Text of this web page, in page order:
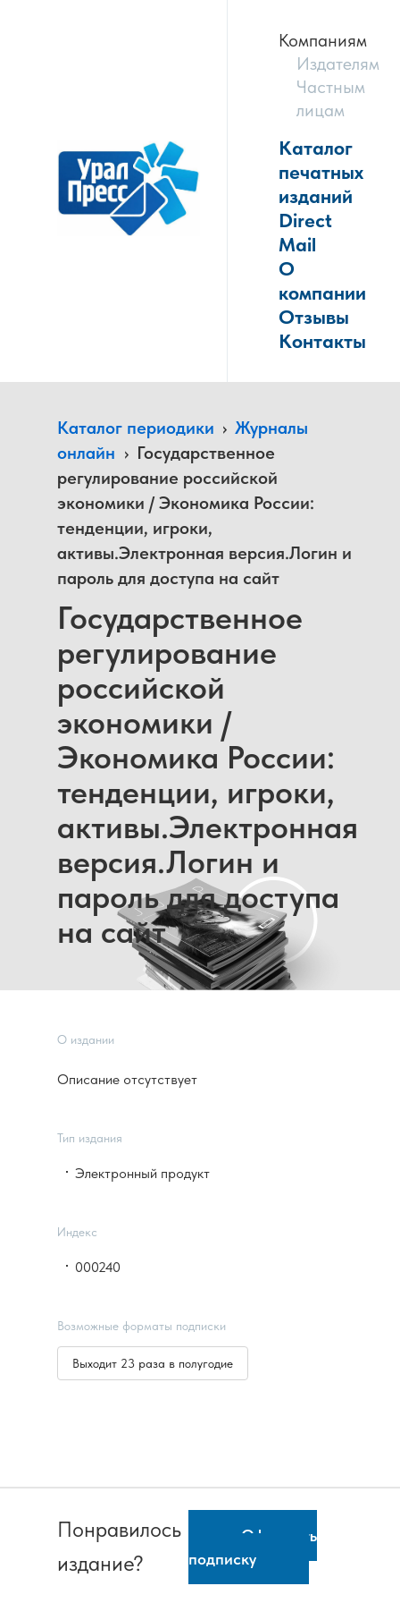
Компаниям
Издателям
Частным
лицам
Каталог
печатных
изданий
Direct
Mail
О
компании
Отзывы
Контакты
Каталог периодики › Журналы
онлайн › Государственное
регулирование российской
экономики / Экономика России:
тенденции, игроки,
активы.Электронная версия.Логин и
пароль для доступа на сайт
Государственное
регулирование
российской
экономики /
Экономика России:
тенденции, игроки,
активы.Электронная
версия.Логин и
пароль для доступа
на сайт
О издании
Описание отсутствует
Тип издания
Электронный продукт
Индекс
000240
Возможные форматы подписки
Выходит 23 раза в полугодие
Понравилось
издание?
Оформить
подписку